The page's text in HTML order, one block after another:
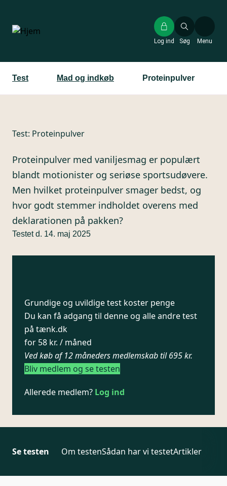
hovedindhold
Søg
Log ind Menu
Test Mad og indkøb Proteinpulver
Test: Proteinpulver
Proteinpulver med vaniljesmag er populært
blandt motionister og seriøse sportsudøvere.
Men hvilket proteinpulver smager bedst, og
hvor godt stemmer indholdet overens med
deklarationen på pakken?
Testet d. 14. maj 2025
Grundige og uvildige test koster penge
Du kan få adgang til denne og alle andre test
på tænk.dk
for 58 kr. / måned
Ved køb af 12 måneders medlemskab til 695 kr.
Bliv medlem og se testen
Allerede medlem? Log ind
Se testen Om testenSådan har vi testetArtikler